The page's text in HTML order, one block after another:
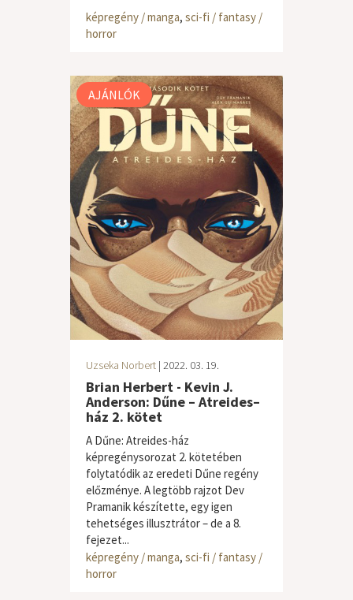
képregény / manga, sci-fi / fantasy /
horror
AJÁNLÓK
Uzseka Norbert | 2022. 03. 19.
Brian Herbert - Kevin J.
Anderson: Dűne – Atreides–
ház 2. kötet
A Dűne: Atreides-ház
képregénysorozat 2. kötetében
folytatódik az eredeti Dűne regény
előzménye. A legtöbb rajzot Dev
Pramanik készítette, egy igen
tehetséges illusztrátor – de a 8.
fejezet...
képregény / manga, sci-fi / fantasy /
horror